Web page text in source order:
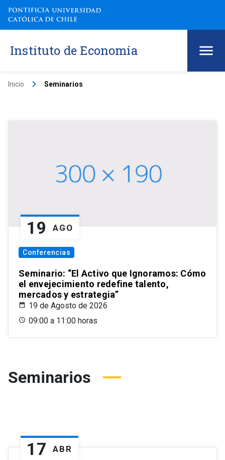
Instituto de Economía
Inicio keyboard_arrow_right Seminarios
19 AGO
Conferencias
Seminario: “El Activo que Ignoramos: Cómo
el envejecimiento redefine talento,
mercados y estrategia”
19 de Agosto de 2026
09:00 a 11:00 horas
Seminarios
17 ABR